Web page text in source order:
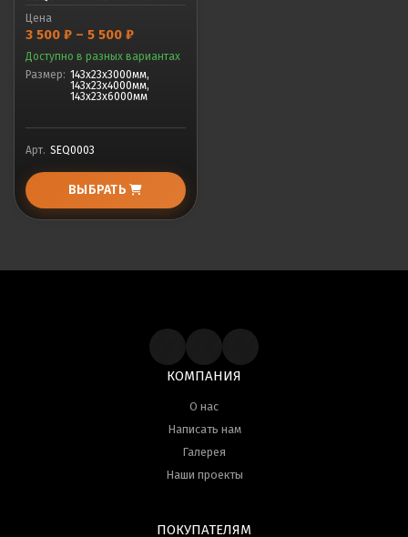
EXTRUSION SILVER GRAY
Цена
3 500 ₽ – 5 500 ₽Диапазон
3
500 ₽
–
5
Доступно в разных вариантах
Размер: 143x23x3000мм,
143x23x4000мм,
143x23x6000мм
Арт. SEQ0003
ВЫБРАТЬ
КОМПАНИЯ
О нас
Написать нам
Галерея
Наши проекты
ПОКУПАТЕЛЯМ